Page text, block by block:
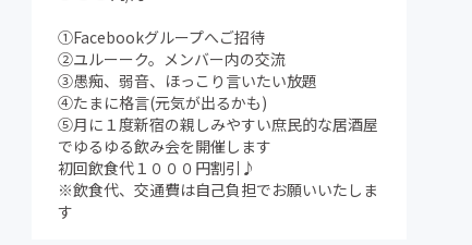
①Facebookグループへご招待
②ユルーーク。メンバー内の交流
③愚痴、弱音、ほっこり言いたい放題
④たまに格言(元気が出るかも)
⑤月に１度新宿の親しみやすい庶民的な居酒屋
でゆるゆる飲み会を開催します
初回飲食代１０００円割引♪
※飲食代、交通費は自己負担でお願いいたしま
す